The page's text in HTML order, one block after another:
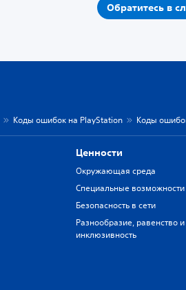
Обратитесь в
Коды ошибок на PlayStation Коды
Ценности
Окружающая среда
Специальные возможности
Безопасность в сети
Разнообразие, равенство и
инклюзивность